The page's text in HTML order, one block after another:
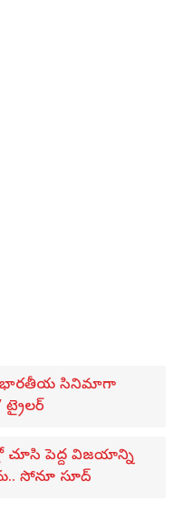
భారతీయ సినిమాగా
ట్రైలర్
చూసి పెద్ద విజయాన్ని
సోనూ సూద్